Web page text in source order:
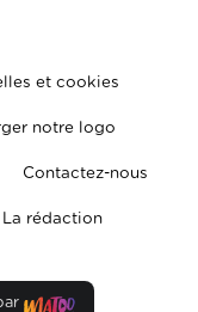
et cookies
notre logo
Contactez-nous
La rédaction